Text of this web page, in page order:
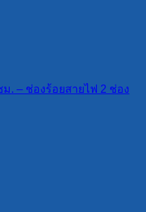
ม. – ช่องร้อยสายไฟ 2 ช่อง